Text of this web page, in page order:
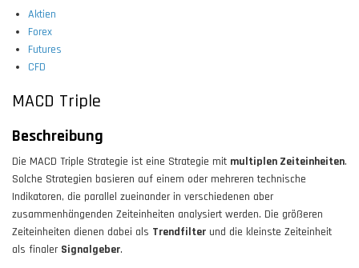
Aktien
Forex
Futures
CFD
MACD Triple
Beschreibung
Die MACD Triple Strategie ist eine Strategie mit multiplen Zeiteinheiten.
Solche Strategien basieren auf einem oder mehreren technische
Indikatoren, die parallel zueinander in verschiedenen aber
zusammenhängenden Zeiteinheiten analysiert werden. Die größeren
Zeiteinheiten dienen dabei als Trendfilter und die kleinste Zeiteinheit
als finaler Signalgeber.